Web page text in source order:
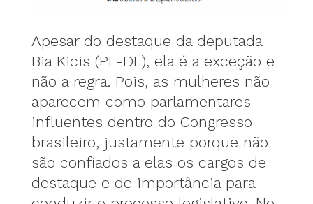
Apesar do destaque da deputada
Bia Kicis (PL-DF), ela é a exceção e
não a regra. Pois, as mulheres não
aparecem como parlamentares
influentes dentro do Congresso
brasileiro, justamente porque não
são confiados a elas os cargos de
destaque e de importância para